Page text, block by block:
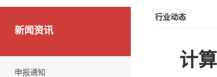
对陕西省认定机构2025年认定报备的第一批高新技术企业进行备案的
行业动态
计
新闻资讯
申报通知